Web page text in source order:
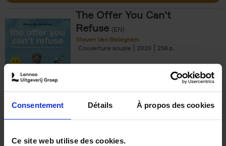
Consentement Détails À propos des cookies
Ce site web utilise des cookies.
The Offer You Can't
Refuse (EN)
Steven Van Belleghem
Couverture souple
2020 256
€37,50